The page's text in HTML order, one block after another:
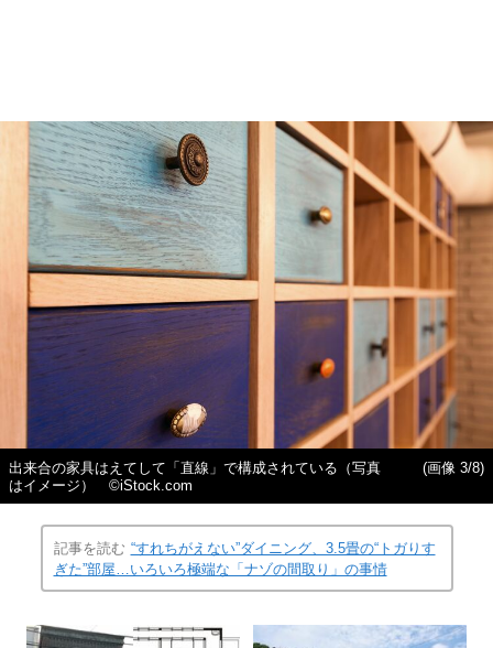
出来合の家具はえてして「直線」で構成されている（写真
はイメージ） ©iStock.com
(画像 3/8)
記事を読む “すれちがえない”ダイニング、3.5畳の“トガりす
ぎた”部屋…いろいろ極端な「ナゾの間取り」の事情